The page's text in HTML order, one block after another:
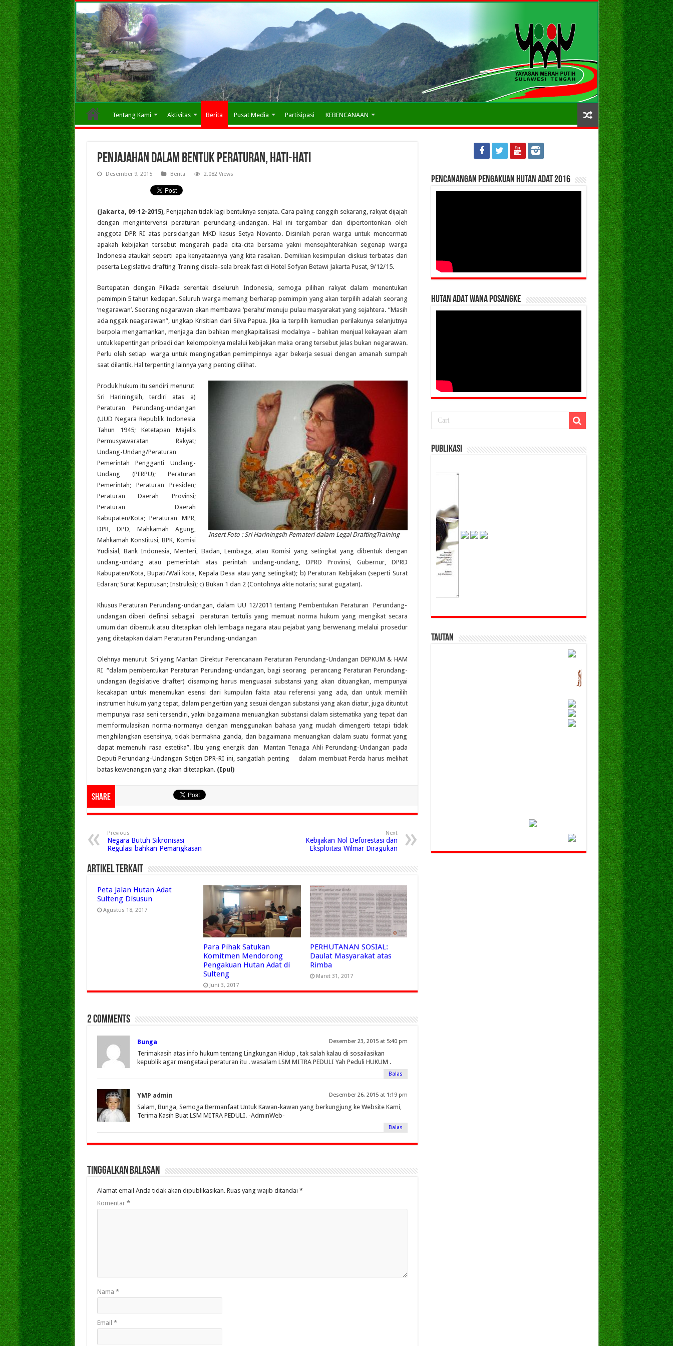
Tentang Kami Aktivitas Berita Pusat Media Partisipasi KEBENCANAAN
Penjajahan Dalam Bentuk Peraturan, Hati-hati
Desember 9, 2015 Berita 2,082 Views
(Jakarta, 09-12-2015), Penjajahan tidak lagi bentuknya senjata. Cara paling canggih sekarang, rakyat dijajah
dengan mengintervensi peraturan perundang-undangan. Hal ini tergambar dan dipertontonkan oleh
anggota DPR RI atas persidangan MKD kasus Setya Novanto. Disinilah peran warga untuk mencermati
apakah kebijakan tersebut mengarah pada cita-cita bersama yakni mensejahterahkan segenap warga
Indonesia ataukah seperti apa kenyataannya yang kita rasakan. Demikian kesimpulan diskusi terbatas dari
peserta Legislative drafting Traning disela-sela break fast di Hotel Sofyan Betawi Jakarta Pusat, 9/12/15.
Bertepatan dengan Pilkada serentak diseluruh Indonesia, semoga pilihan rakyat dalam menentukan
pemimpin 5 tahun kedepan. Seluruh warga memang berharap pemimpin yang akan terpilih adalah seorang
‘negarawan’. Seorang negarawan akan membawa ‘perahu’ menuju pulau masyarakat yang sejahtera. “Masih
ada nggak neagarawan”, ungkap Krisitian dari Silva Papua. Jika ia terpilih kemudian perilakunya selanjutnya
berpola mengamankan, menjaga dan bahkan mengkapitalisasi modalnya – bahkan menjual kekayaan alam
untuk kepentingan pribadi dan kelompoknya melalui kebijakan maka orang tersebut jelas bukan negarawan.
Perlu oleh setiap warga untuk mengingatkan pemimpinnya agar bekerja sesuai dengan amanah sumpah
saat dilantik. Hal terpenting lainnya yang penting dilihat.
Insert Foto : Sri Hariningsih Pemateri dalam Legal DraftingTraining
Produk hukum itu sendiri menurut
Sri Hariningsih, terdiri atas a)
Peraturan Perundang-undangan
(UUD Negara Republik Indonesia
Tahun 1945; Ketetapan Majelis
Permusyawaratan Rakyat;
Undang-Undang/Peraturan
Pemerintah Pengganti Undang-
Undang (PERPU); Peraturan
Pemerintah; Peraturan Presiden;
Peraturan Daerah Provinsi;
Peraturan Daerah
Kabupaten/Kota; Peraturan MPR,
DPR, DPD, Mahkamah Agung,
Mahkamah Konstitusi, BPK, Komisi
Yudisial, Bank Indonesia, Menteri, Badan, Lembaga, atau Komisi yang setingkat yang dibentuk dengan
undang-undang atau pemerintah atas perintah undang-undang, DPRD Provinsi, Gubernur, DPRD
Kabupaten/Kota, Bupati/Wali kota, Kepala Desa atau yang setingkat); b) Peraturan Kebijakan (seperti Surat
Edaran; Surat Keputusan; Instruksi); c) Bukan 1 dan 2 (Contohnya akte notaris; surat gugatan).
Khusus Peraturan Perundang-undangan, dalam UU 12/2011 tentang Pembentukan Peraturan Perundang-
undangan diberi definsi sebagai peraturan tertulis yang memuat norma hukum yang mengikat secara
umum dan dibentuk atau ditetapkan oleh lembaga negara atau pejabat yang berwenang melalui prosedur
yang ditetapkan dalam Peraturan Perundang-undangan
Olehnya menurut Sri yang Mantan Direktur Perencanaan Peraturan Perundang-Undangan DEPKUM & HAM
RI “dalam pembentukan Peraturan Perundang-undangan, bagi seorang perancang Peraturan Perundang-
undangan (legislative drafter) disamping harus menguasai substansi yang akan dituangkan, mempunyai
kecakapan untuk menemukan esensi dari kumpulan fakta atau referensi yang ada, dan untuk memilih
instrumen hukum yang tepat, dalam pengertian yang sesuai dengan substansi yang akan diatur, juga dituntut
mempunyai rasa seni tersendiri, yakni bagaimana menuangkan substansi dalam sistematika yang tepat dan
memformulasikan norma-normanya dengan menggunakan bahasa yang mudah dimengerti tetapi tidak
menghilangkan esensinya, tidak bermakna ganda, dan bagaimana menuangkan dalam suatu format yang
dapat memenuhi rasa estetika”. Ibu yang energik dan Mantan Tenaga Ahli Perundang-Undangan pada
Deputi Perundang-Undangan Setjen DPR-RI ini, sangatlah penting dalam membuat Perda harus melihat
batas kewenangan yang akan ditetapkan. (Ipul)
Share
Previous
Negara Butuh Sikronisasi
Regulasi bahkan Pemangkasan
Next
Kebijakan Nol Deforestasi dan
Eksploitasi Wilmar Diragukan
Artikel Terkait
Peta Jalan Hutan Adat
Sulteng Disusun
Agustus 18, 2017
Para Pihak Satukan
Komitmen Mendorong
Pengakuan Hutan Adat di
Sulteng
Juni 3, 2017
PERHUTANAN SOSIAL:
Daulat Masyarakat atas
Rimba
Maret 31, 2017
2 comments
Bunga Desember 23, 2015 at 5:40 pm
Terimakasih atas info hukum tentang Lingkungan Hidup , tak salah kalau di sosailasikan
kepublik agar mengetaui peraturan itu . wasalam LSM MITRA PEDULI Yah Peduli HUKUM .
Balas
YMP admin Desember 26, 2015 at 1:19 pm
Salam, Bunga, Semoga Bermanfaat Untuk Kawan-kawan yang berkungjung ke Website Kami,
Terima Kasih Buat LSM MITRA PEDULI. -AdminWeb-
Balas
Tinggalkan Balasan
Alamat email Anda tidak akan dipublikasikan. Ruas yang wajib ditandai *
Komentar *
Nama *
Email *
Pencanangan Pengakuan Hutan Adat 2016
HUTAN ADAT WANA POSANGKE
Publikasi
Tautan